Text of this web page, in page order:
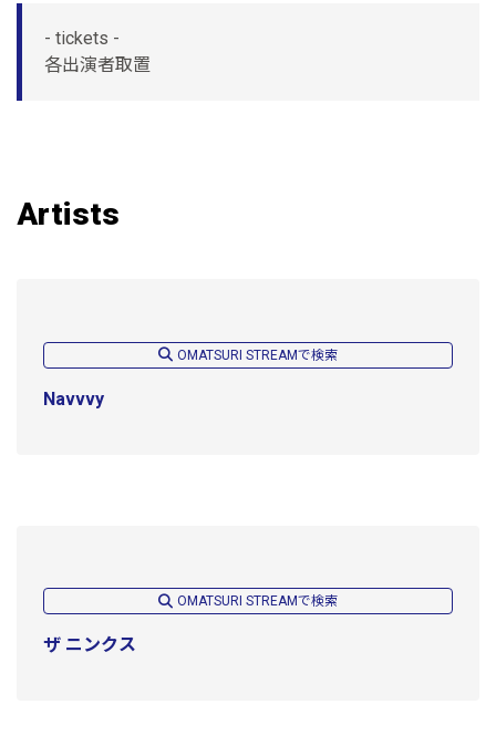
- tickets -
各出演者取置
Artists
OMATSURI STREAMで検索
Navvvy
OMATSURI STREAMで検索
ザ ニンクス